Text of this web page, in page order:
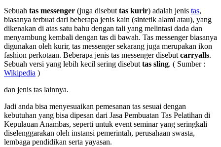
Sebuah tas messenger (juga disebut tas kurir) adalah jenis tas,
biasanya terbuat dari beberapa jenis kain (sintetik alami atau), yang
dikenakan di atas satu bahu dengan tali yang melintasi dada dan
menyambung kembali dengan tas di bawah. Tas messenger biasanya
digunakan oleh kurir, tas messenger sekarang juga merupakan ikon
fashion perkotaan. Beberapa jenis tas messenger disebut carryalls.
Sebuah versi yang lebih kecil sering disebut tas sling. ( Sumber :
Wikipedia )
dan jenis tas lainnya.
Jadi anda bisa menyesuaikan pemesanan tas sesuai dengan
kebutuhan yang bisa dipesan dari Jasa Pembuatan Tas Pelatihan di
Kepulauan Anambas, seperti untuk event seminar yang seringkali
diselenggarakan oleh instansi pemerintah, perusahaan swasta,
lembaga pendidikan serta yayasan.